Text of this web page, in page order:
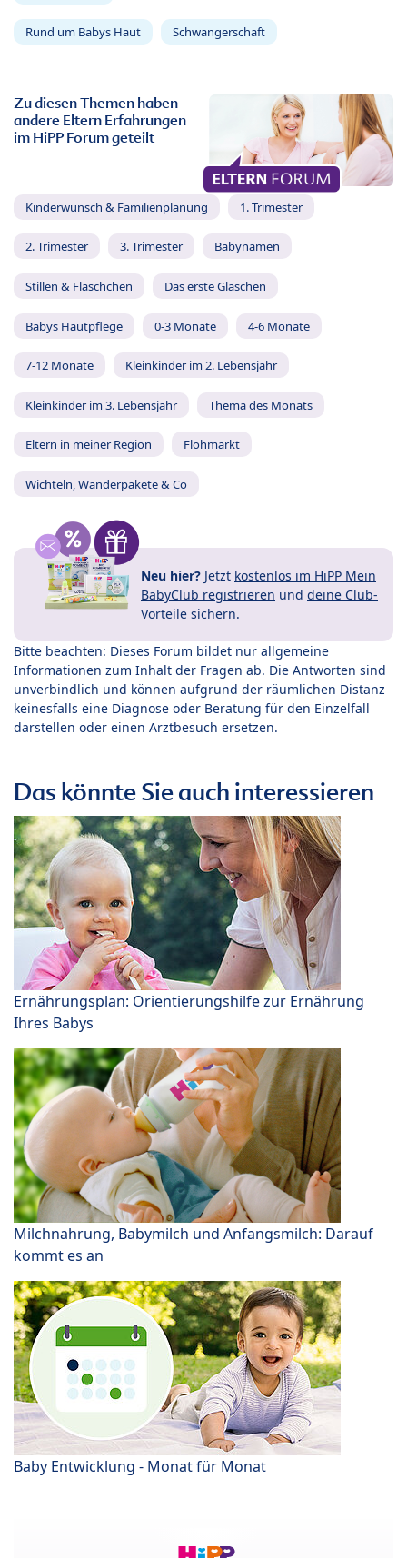
Rund um Babys Haut Schwangerschaft
Zu diesen Themen haben
andere Eltern Erfahrungen
im HiPP Forum geteilt
Kinderwunsch & Familienplanung 1. Trimester
2. Trimester 3. Trimester Babynamen
Stillen & Fläschchen Das erste Gläschen
Babys Hautpflege 0-3 Monate 4-6 Monate
7-12 Monate Kleinkinder im 2. Lebensjahr
Kleinkinder im 3. Lebensjahr Thema des Monats
Eltern in meiner Region Flohmarkt
Wichteln, Wanderpakete & Co
Neu hier? Jetzt kostenlos im HiPP Mein
BabyClub registrieren und deine Club-
Vorteile sichern.
Bitte beachten: Dieses Forum bildet nur allgemeine
Informationen zum Inhalt der Fragen ab. Die Antworten sind
unverbindlich und können aufgrund der räumlichen Distanz
keinesfalls eine Diagnose oder Beratung für den Einzelfall
darstellen oder einen Arztbesuch ersetzen.
Das könnte Sie auch interessieren
Ernährungsplan: Orientierungshilfe zur Ernährung
Ihres Babys
Milchnahrung, Babymilch und Anfangsmilch: Darauf
kommt es an
Baby Entwicklung - Monat für Monat